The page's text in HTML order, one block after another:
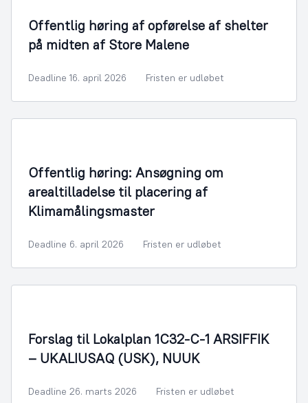
Offentlig høring af opførelse af shelter
på midten af Store Malene
Deadline 16. april 2026 Fristen er udløbet
Offentlig høring: Ansøgning om
arealtilladelse til placering af
Klimamålingsmaster
Deadline 6. april 2026 Fristen er udløbet
Forslag til Lokalplan 1C32-C-1 ARSIFFIK
– UKALIUSAQ (USK), NUUK
Deadline 26. marts 2026 Fristen er udløbet